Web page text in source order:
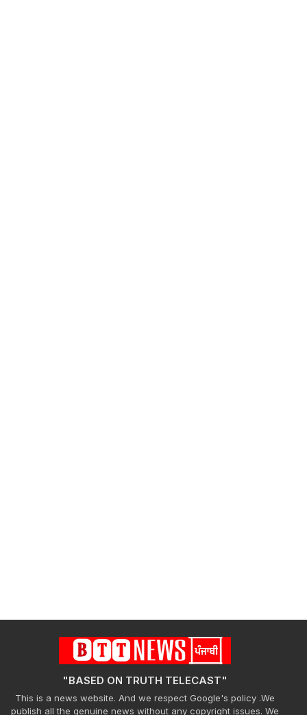
"BASED ON TRUTH TELECAST"
This is a news website. And we respect Google's policy .We
publish all the genuine news without any copyright issues. We